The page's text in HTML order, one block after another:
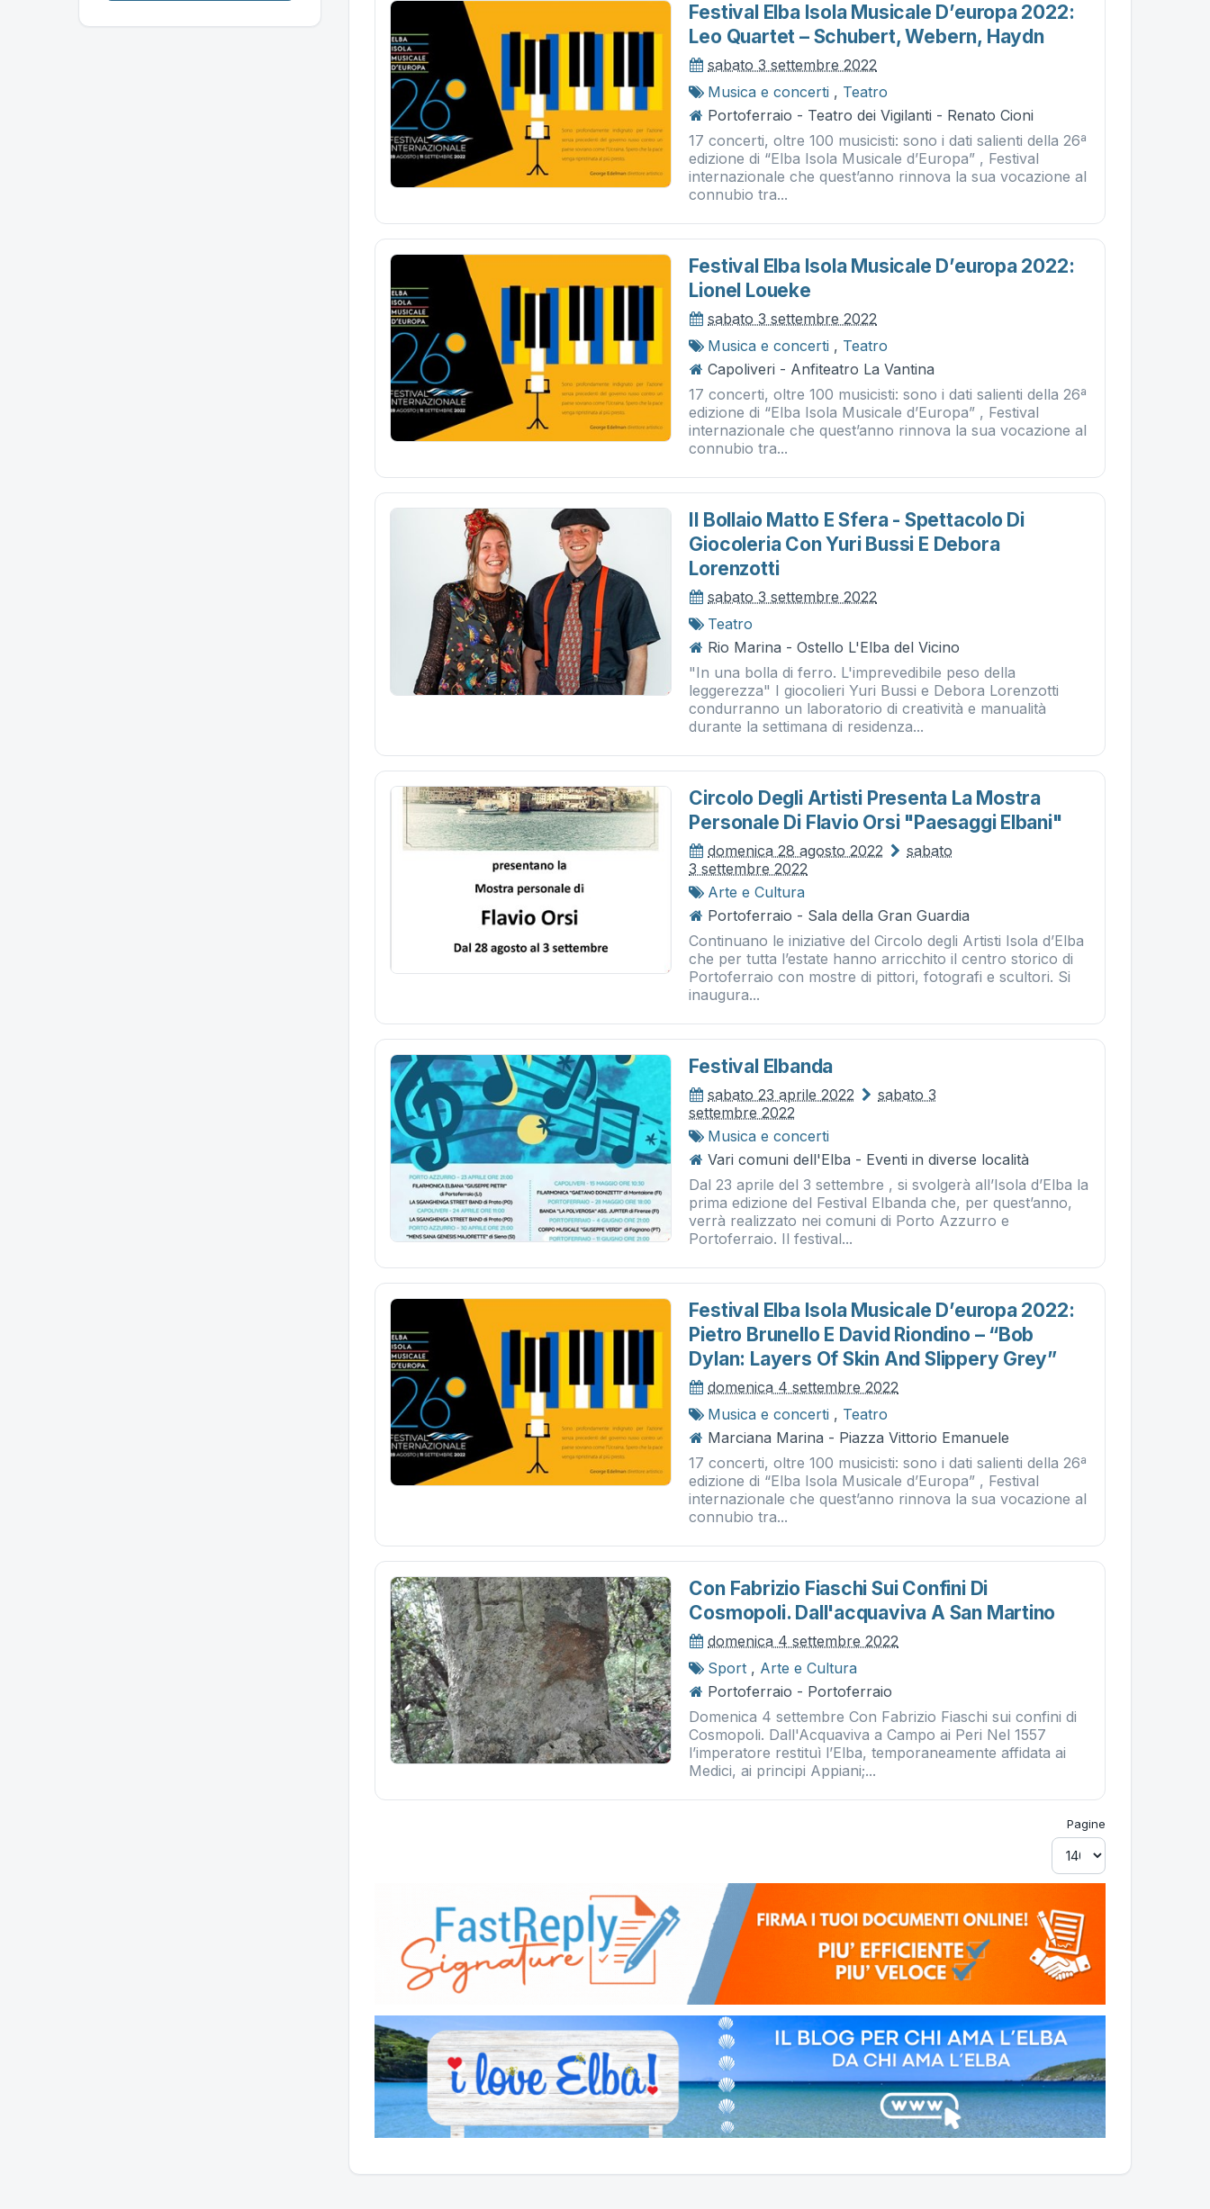
Festival Elba Isola Musicale D’europa 2022:
Leo Quartet – Schubert, Webern, Haydn
sabato 3 settembre 2022
Musica e concerti , Teatro
Portoferraio - Teatro dei Vigilanti - Renato Cioni
17 concerti, oltre 100 musicisti: sono i dati salienti della 26ª
edizione di “Elba Isola Musicale d’Europa” , Festival
internazionale che quest’anno rinnova la sua vocazione al
connubio tra...
Festival Elba Isola Musicale D’europa 2022:
Lionel Loueke
sabato 3 settembre 2022
Musica e concerti , Teatro
Capoliveri - Anfiteatro La Vantina
17 concerti, oltre 100 musicisti: sono i dati salienti della 26ª
edizione di “Elba Isola Musicale d’Europa” , Festival
internazionale che quest’anno rinnova la sua vocazione al
connubio tra...
Il Bollaio Matto E Sfera - Spettacolo Di
Giocoleria Con Yuri Bussi E Debora
Lorenzotti
sabato 3 settembre 2022
Teatro
Rio Marina - Ostello L'Elba del Vicino
"In una bolla di ferro. L'imprevedibile peso della
leggerezza" I giocolieri Yuri Bussi e Debora Lorenzotti
condurranno un laboratorio di creatività e manualità
durante la settimana di residenza...
Circolo Degli Artisti Presenta La Mostra
Personale Di Flavio Orsi "paesaggi Elbani"
domenica 28 agosto 2022
sabato
3 settembre 2022
Arte e Cultura
Portoferraio - Sala della Gran Guardia
Continuano le iniziative del Circolo degli Artisti Isola d’Elba
che per tutta l’estate hanno arricchito il centro storico di
Portoferraio con mostre di pittori, fotografi e scultori. Si
inaugura...
Festival Elbanda
sabato 23 aprile 2022
sabato 3
settembre 2022
Musica e concerti
Vari comuni dell'Elba - Eventi in diverse località
Dal 23 aprile del 3 settembre , si svolgerà all’Isola d’Elba la
prima edizione del Festival Elbanda che, per quest’anno,
verrà realizzato nei comuni di Porto Azzurro e
Portoferraio. Il festival...
Festival Elba Isola Musicale D’europa 2022:
Pietro Brunello E David Riondino – “bob
Dylan: Layers Of Skin And Slippery Grey”
domenica 4 settembre 2022
Musica e concerti , Teatro
Marciana Marina - Piazza Vittorio Emanuele
17 concerti, oltre 100 musicisti: sono i dati salienti della 26ª
edizione di “Elba Isola Musicale d’Europa” , Festival
internazionale che quest’anno rinnova la sua vocazione al
connubio tra...
Con Fabrizio Fiaschi Sui Confini Di
Cosmopoli. Dall'acquaviva A San Martino
domenica 4 settembre 2022
Sport , Arte e Cultura
Portoferraio - Portoferraio
Domenica 4 settembre Con Fabrizio Fiaschi sui confini di
Cosmopoli. Dall'Acquaviva a Campo ai Peri Nel 1557
l’imperatore restituì l’Elba, temporaneamente affidata ai
Medici, ai principi Appiani;...
Pagine